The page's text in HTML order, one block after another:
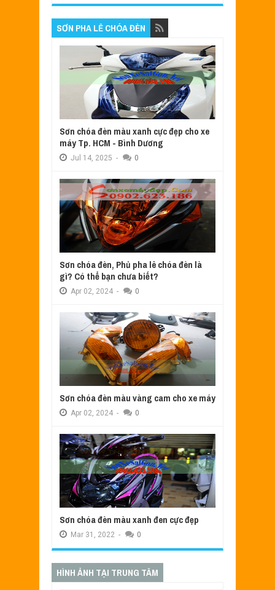
SƠN PHA LÊ CHÓA ĐÈN
Sơn chóa đèn màu xanh cực đẹp cho xe
máy Tp. HCM - Bình Dương
Jul 14, 2025 - 0
Sơn chóa đèn, Phủ pha lê chóa đèn là
gì? Có thể bạn chưa biết?
Apr 02, 2024 - 0
Sơn chóa đèn màu vàng cam cho xe máy
Apr 02, 2024 - 0
Sơn chóa đèn màu xanh đen cực đẹp
Mar 31, 2022 - 0
HÌNH ẢNH TẠI TRUNG TÂM